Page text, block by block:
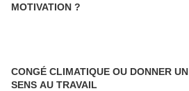
MOTIVATION ?
CONGÉ CLIMATIQUE OU DONNER UN
SENS AU TRAVAIL